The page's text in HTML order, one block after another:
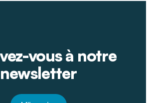
vous à notre
newsletter